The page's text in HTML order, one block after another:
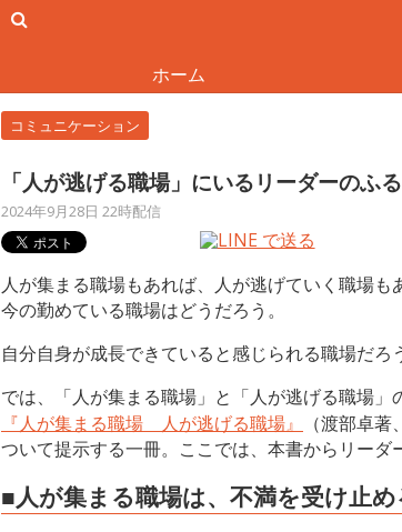
ホーム
コミュニケーション
「人が逃げる職場」にいるリーダーのふ
2024年9月28日 22時配信
人が集まる職場もあれば、人が逃げていく職場も
今の勤めている職場はどうだろう。
自分自身が成長できていると感じられる職場だろ
では、「人が集まる職場」と「人が逃げる職場」
『人が集まる職場 人が逃げる職場』
（渡部卓
ついて提示する一冊。ここでは、本書からリーダ
■人が集まる職場は、不満を受け止